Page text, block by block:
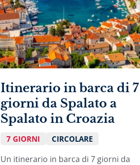
Itinerario in barca di 7
giorni da Spalato a
Spalato in Croazia
7 GIORNI CIRCOLARE
Un itinerario in barca di 7 giorni da